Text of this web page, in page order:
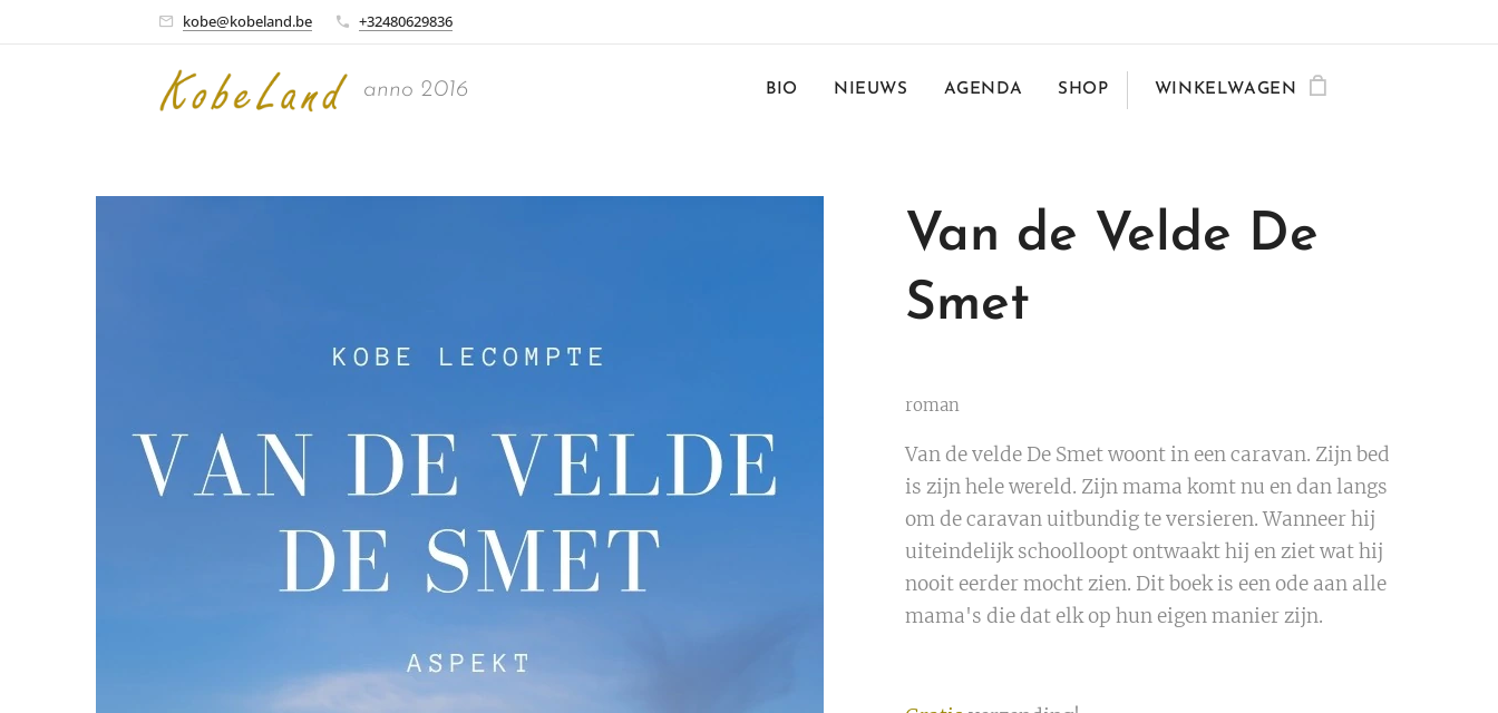
kobe@kobeland.be +32480629836
anno 2016 BIO NIEUWS AGENDA SHOP WINKELWAGEN
Van de Velde De
Smet
roman
Van de velde De Smet woont in een caravan. Zijn bed
is zijn hele wereld. Zijn mama komt nu en dan langs
om de caravan uitbundig te versieren. Wanneer hij
uiteindelijk schoolloopt ontwaakt hij en ziet wat hij
nooit eerder mocht zien. Dit boek is een ode aan alle
mama's die dat elk op hun eigen manier zijn.